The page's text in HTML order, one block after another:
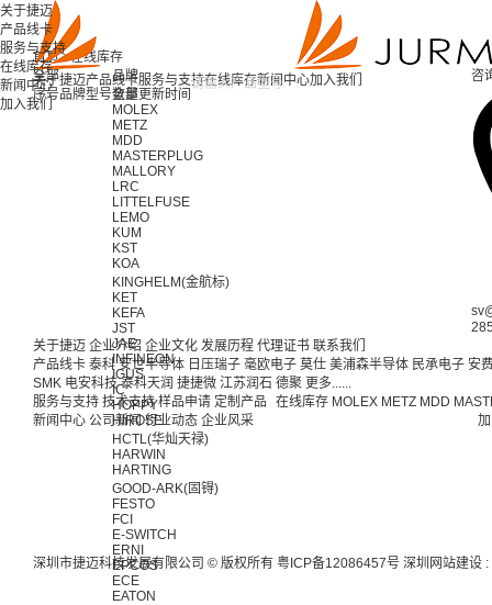
关于捷迈产品线卡服务与支持在线库存新闻中心加入我们
关于捷迈
产品线卡
服务与支持
在线库存
新闻中心
加入我们
首页 >在线库存
咨
全部
品牌
全部
MOLEX
METZ
MDD
MASTERPLUG
MALLORY
LRC
LITTELFUSE
LEMO
KUM
KST
KOA
KINGHELM(金航标)
KET
KEFA
JST
JAE
INFINEON
IGUS
IC
HOPPY
HIROSE
HCTL(华灿天禄)
HARWIN
HARTING
GOOD-ARK(固锝)
FESTO
FCI
E-SWITCH
ERNI
EPCOS
ECE
EATON
序号品牌型号数量更新时间
关于捷迈 企业介绍 企业文化 发展历程 代理证书 联系我们
产品线卡 泰科 安世半导体 日压瑞子 毫欧电子 莫仕 美浦森半导体 民承电子 安
SMK 电安科技 泰科天润 捷捷微 江苏润石 德聚 更多......
服务与支持 技术支持 样品申请 定制产品 在线库存 MOLEX METZ MDD
新闻中心 公司新闻 行业动态 企业风采
深圳市捷迈科技发展有限公司 © 版权所有 粤ICP备12086457号 深圳网站建设 :